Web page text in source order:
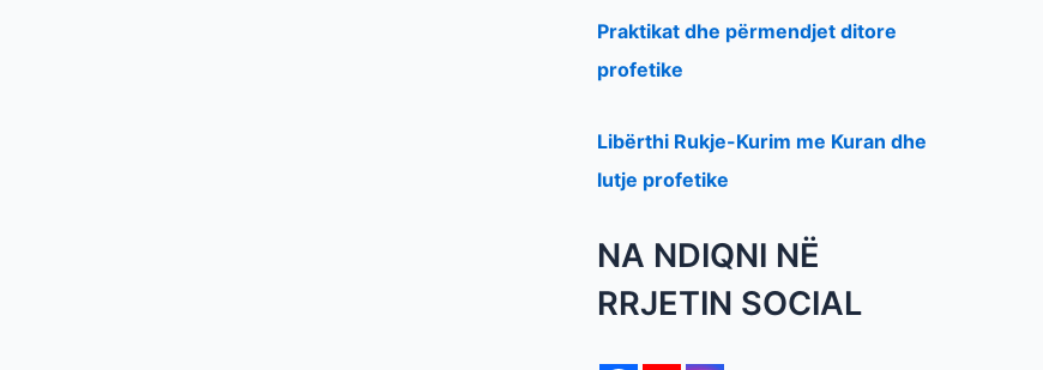
Praktikat dhe përmendjet ditore
profetike
Libërthi Rukje-Kurim me Kuran dhe
lutje profetike
NA NDIQNI NË
RRJETIN SOCIAL